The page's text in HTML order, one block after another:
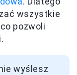
wszystkie
pozwoli
wyślesz